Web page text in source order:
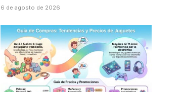
6 de agosto de 2026